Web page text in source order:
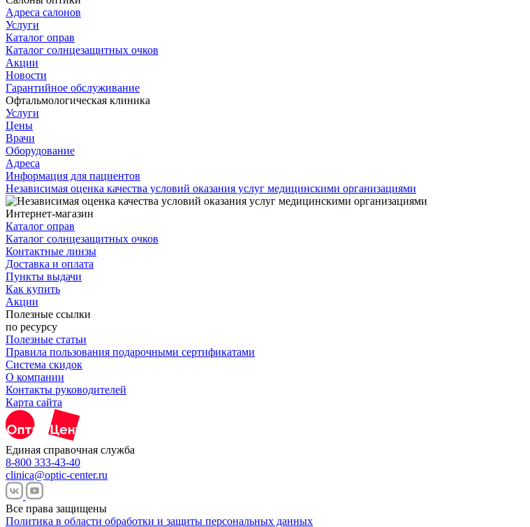
Адреса салонов
Услуги
Каталог оправ
Каталог солнцезащитных очков
Акции
Новости
Гарантийное обслуживание
Офтальмологическая клиника
Услуги
Цены
Врачи
Оборудование
Адреса
Информация для пациентов
Независимая оценка качества условий оказания услуг медицинскими организациями
Интернет-магазин
Каталог оправ
Каталог солнцезащитных очков
Контактные линзы
Доставка и оплата
Пункты выдачи
Как купить
Акции
Полезные ссылки
по ресурсу
Полезные статьи
Правила пользования подарочными сертификатами
Система скидок
О компании
Контакты руководителей
Карта сайта
Единая справочная служба
8-800 333-43-40
clinica@optic-center.ru
Все права защищены
Политика в области обработки и защиты персональных данных